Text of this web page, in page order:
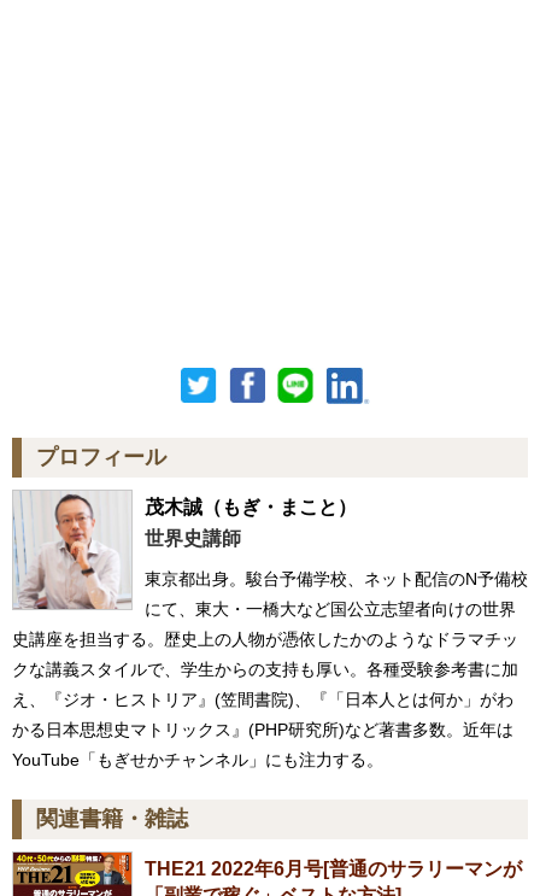
プロフィール
茂木誠 （もぎ・まこと）
世界史講師
東京都出身。駿台予備学校、ネット配信のN予備校
にて、東大・一橋大など国公立志望者向けの世界
史講座を担当する。歴史上の人物が憑依したかのようなドラマチッ
クな講義スタイルで、学生からの支持も厚い。各種受験参考書に加
え、『ジオ・ヒストリア』(笠間書院)、『「日本人とは何か」がわ
かる日本思想史マトリックス』(PHP研究所)など著書多数。近年は
YouTube「もぎせかチャンネル」にも注力する。
関連書籍・雑誌
THE21 2022年6月号[普通のサラリーマンが